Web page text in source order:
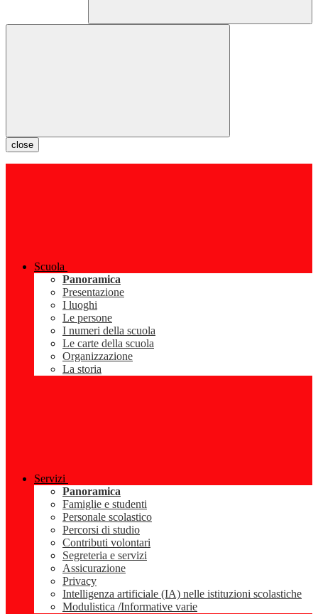
close
Scuola
Panoramica
Presentazione
I luoghi
Le persone
I numeri della scuola
Le carte della scuola
Organizzazione
La storia
Servizi
Panoramica
Famiglie e studenti
Personale scolastico
Percorsi di studio
Contributi volontari
Segreteria e servizi
Assicurazione
Privacy
Intelligenza artificiale (IA) nelle istituzioni scolastiche
Modulistica /Informative varie